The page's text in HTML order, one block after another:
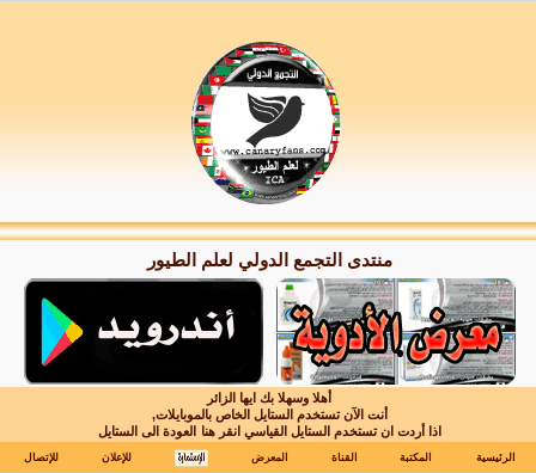
منتدى التجمع الدولي لعلم الطيور
أهلا وسهلا بك ايها الزائر
أنت الآن تستخدم الستايل الخاص بالموبايلات,
اذا أردت ان تستخدم الستايل القياسي انقر هناالعودة الى الستايل
الرئيسية المكتبة القناة المعرض للإعلان للإتصال